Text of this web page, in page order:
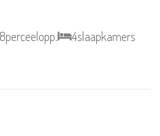
perceelopp. 4slaapkamers